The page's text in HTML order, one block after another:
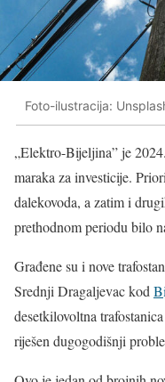
Foto-ilustracija:
„Elektro-Bijeljina” je
maraka za investicije.
dalekovoda, a zatim i
prethodnom periodu bilo
Građene su i nove
Srednji Dragaljevac kod
desetkilovoltna
riješen dugogodišnji